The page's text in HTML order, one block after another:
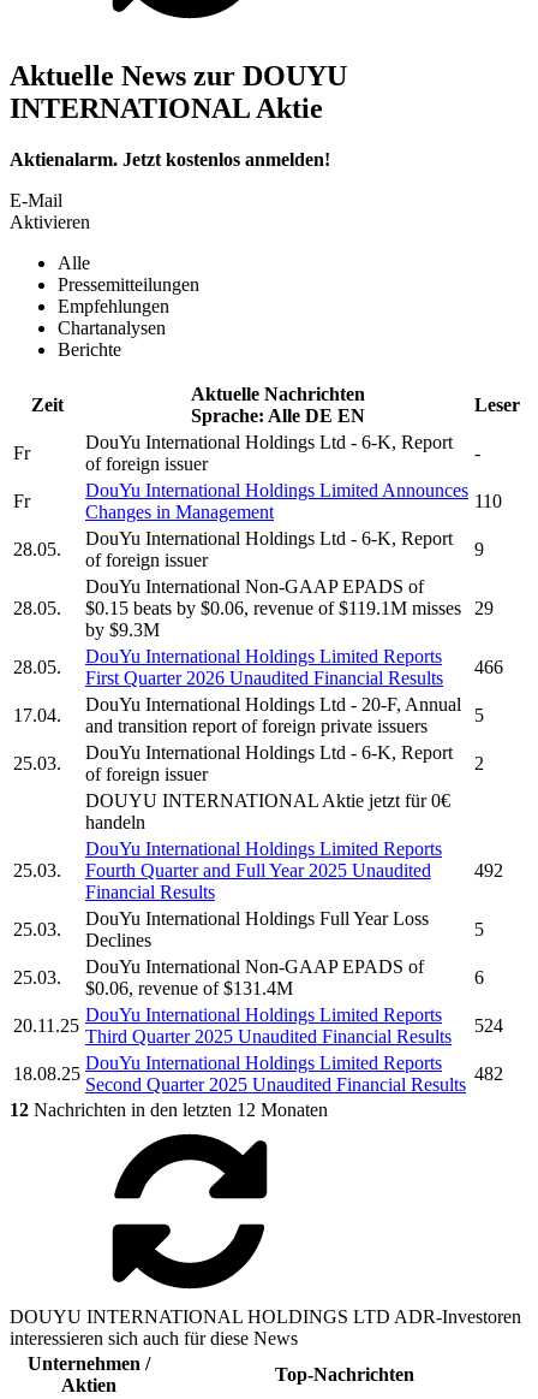
Aktuelle News zur DOUYU
INTERNATIONAL Aktie
Aktienalarm. Jetzt kostenlos anmelden!
E-Mail
Aktivieren
Alle
Pressemitteilungen
Empfehlungen
Chartanalysen
Berichte
Zeit
Aktuelle Nachrichten
Sprache: Alle DE EN
Leser
Fr
DouYu International Holdings Ltd - 6-K, Report
of foreign issuer
-
Fr
DouYu International Holdings Limited Announces
Changes in Management
110
28.05.
DouYu International Holdings Ltd - 6-K, Report
of foreign issuer
9
28.05.
DouYu International Non-GAAP EPADS of
$0.15 beats by $0.06, revenue of $119.1M misses
by $9.3M
29
28.05.
DouYu International Holdings Limited Reports
First Quarter 2026 Unaudited Financial Results
466
17.04.
DouYu International Holdings Ltd - 20-F, Annual
and transition report of foreign private issuers
5
25.03.
DouYu International Holdings Ltd - 6-K, Report
of foreign issuer
2
DOUYU INTERNATIONAL Aktie jetzt für 0€
handeln
25.03.
DouYu International Holdings Limited Reports
Fourth Quarter and Full Year 2025 Unaudited
Financial Results
492
25.03.
DouYu International Holdings Full Year Loss
Declines
5
25.03.
DouYu International Non-GAAP EPADS of
$0.06, revenue of $131.4M
6
20.11.25
DouYu International Holdings Limited Reports
Third Quarter 2025 Unaudited Financial Results
524
18.08.25
DouYu International Holdings Limited Reports
Second Quarter 2025 Unaudited Financial Results
482
12 Nachrichten in den letzten 12 Monaten
DOUYU INTERNATIONAL HOLDINGS LTD ADR-Investoren
interessieren sich auch für diese News
Unternehmen /
Aktien
Top-Nachrichten